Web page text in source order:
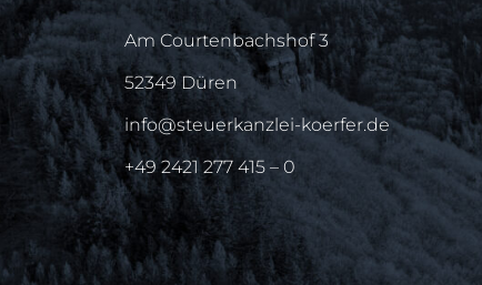
Am Courtenbachshof 3
52349 Düren
info@steuerkanzlei-koerfer.de
+49 2421 277 415 – 0